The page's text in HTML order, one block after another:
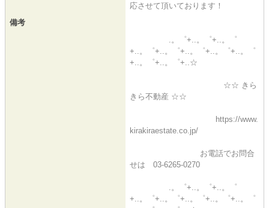
備考
応させて頂いております！
.。゜+..。゜+..。゜
+..。゜+..。゜+..。゜+..。゜+..。゜
+..。゜+..。゜+..☆
☆☆ きら
きら不動産 ☆☆
https://www.
kirakiraestate.co.jp/
お電話でお問合
せは 03-6265-0270
.。゜+..。゜+..。゜
+..。゜+..。゜+..。゜+..。゜+..。゜